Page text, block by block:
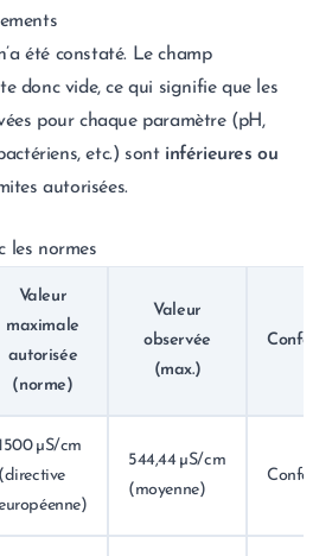
été constaté. Le champ
donc vide, ce qui signifie que les
pour chaque paramètre (pH,
etc.) sont inférieures ou
autorisées.
les normes
Valeur
maximale
autorisée
(norme)
Valeur
observée
(max.)
µS/cm
(directive
544,44 µS/cm
(moyenne)